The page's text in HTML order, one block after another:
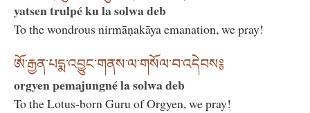
yatsen trulpé ku la solwa deb
To the wondrous nirmāṇakāya emanation, we pray!
ཨོ་རྒྱན་པདྨ་འབྱུང་གནས་ལ་གསོལ་བ་འདེབས༔
orgyen pemajungné la solwa deb
To the Lotus-born Guru of Orgyen, we pray!